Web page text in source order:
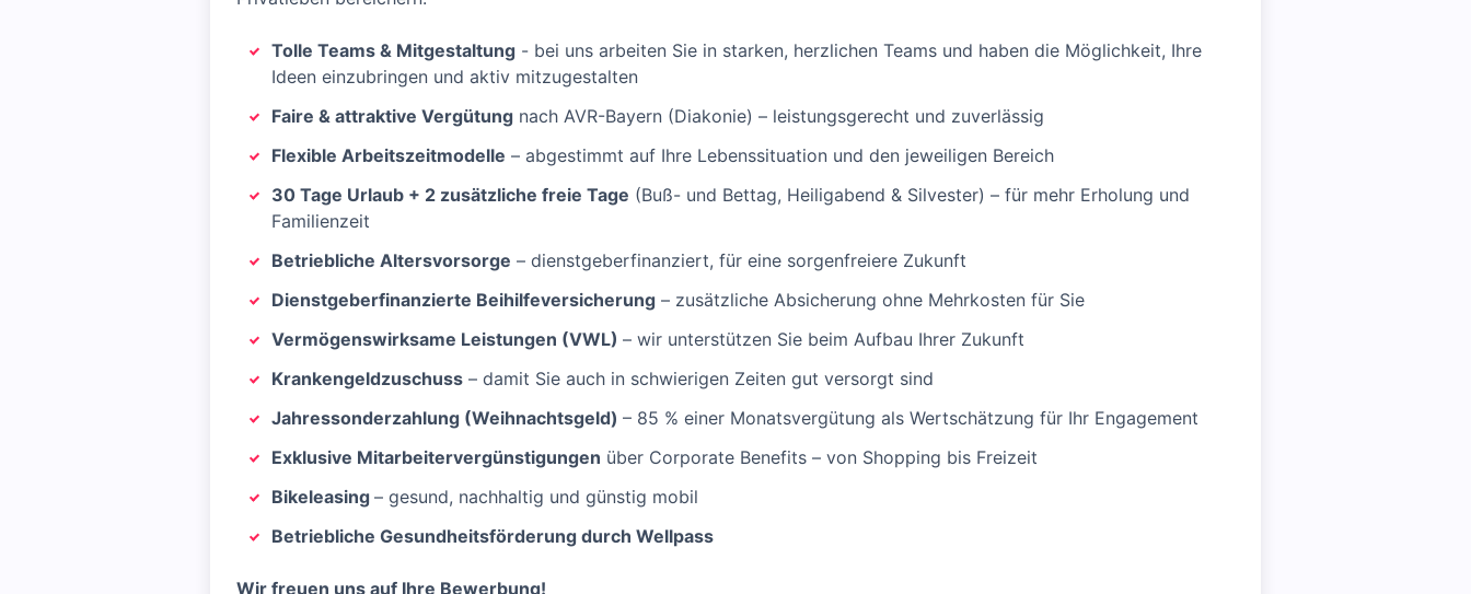
Tolle Teams & Mitgestaltung - bei uns arbeiten Sie in starken, herzlichen Teams und haben die Möglichkeit, Ihre
Ideen einzubringen und aktiv mitzugestalten
Faire & attraktive Vergütung nach AVR-Bayern (Diakonie) – leistungsgerecht und zuverlässig
Flexible Arbeitszeitmodelle – abgestimmt auf Ihre Lebenssituation und den jeweiligen Bereich
30 Tage Urlaub + 2 zusätzliche freie Tage (Buß- und Bettag, Heiligabend & Silvester) – für mehr Erholung und
Familienzeit
Betriebliche Altersvorsorge – dienstgeberfinanziert, für eine sorgenfreiere Zukunft
Dienstgeberfinanzierte Beihilfeversicherung – zusätzliche Absicherung ohne Mehrkosten für Sie
Vermögenswirksame Leistungen (VWL) – wir unterstützen Sie beim Aufbau Ihrer Zukunft
Krankengeldzuschuss – damit Sie auch in schwierigen Zeiten gut versorgt sind
Jahressonderzahlung (Weihnachtsgeld) – 85 % einer Monatsvergütung als Wertschätzung für Ihr Engagement
Exklusive Mitarbeitervergünstigungen über Corporate Benefits – von Shopping bis Freizeit
Bikeleasing – gesund, nachhaltig und günstig mobil
Betriebliche Gesundheitsförderung durch Wellpass
Wir freuen uns auf Ihre Bewerbung!